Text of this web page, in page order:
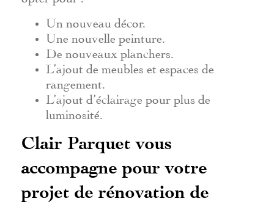
Un nouveau décor.
Une nouvelle peinture.
De nouveaux planchers.
L’ajout de meubles et espaces de
rangement.
L’ajout d’éclairage pour plus de
luminosité.
Clair Parquet vous
accompagne pour votre
projet de rénovation de